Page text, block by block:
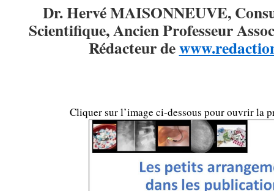
Dr.Hervé MAISONNEUVE,
Scientifique, Ancien Professeur
Rédacteur de
Cliquer sur l’image ci-dessous pour ouvrir la